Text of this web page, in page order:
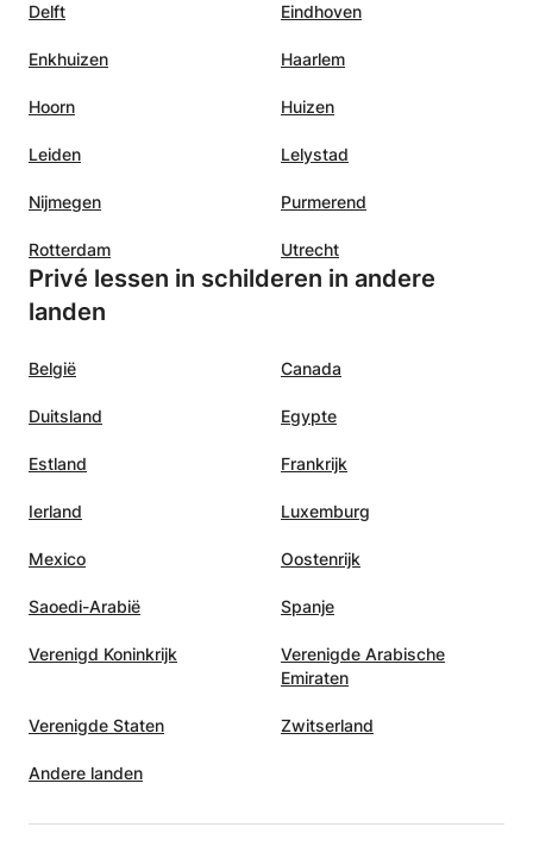
Delft Eindhoven
Enkhuizen Haarlem
Hoorn Huizen
Leiden Lelystad
Nijmegen Purmerend
Rotterdam Utrecht
Privé lessen in schilderen in andere
landen
België Canada
Duitsland Egypte
Estland Frankrijk
Ierland Luxemburg
Mexico Oostenrijk
Saoedi-Arabië Spanje
Verenigd Koninkrijk
Verenigde Arabische
Emiraten
Verenigde Staten Zwitserland
Andere landen